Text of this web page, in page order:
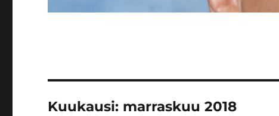
Kuukausi: marraskuu 2018